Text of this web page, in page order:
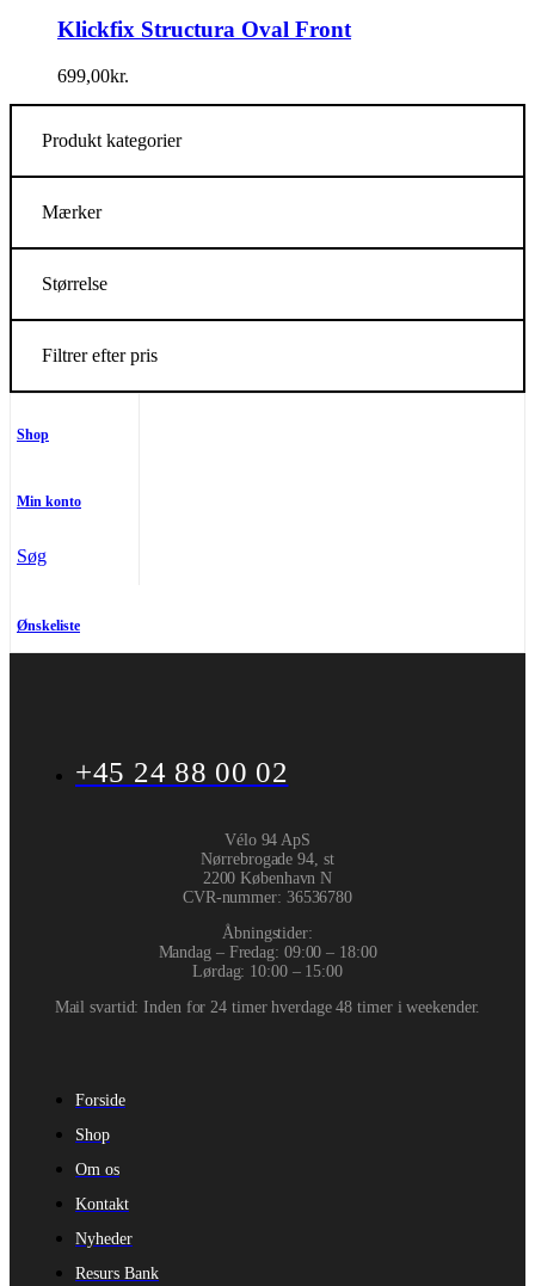
Klickfix Structura Oval Front
699,00kr.
Produkt kategorier
Mærker
Størrelse
Filtrer efter pris
Shop
Min konto
Søg
Ønskeliste
+45 24 88 00 02
Vélo 94 ApS
Nørrebrogade 94, st
2200 København N
CVR-nummer: 36536780
Åbningstider:
Mandag – Fredag: 09:00 – 18:00
Lørdag: 10:00 – 15:00
Mail svartid: Inden for 24 timer hverdage 48 timer i weekender.
Forside
Shop
Om os
Kontakt
Nyheder
Resurs Bank